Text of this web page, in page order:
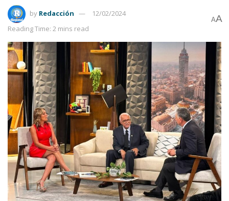
by Redacción
12/02/2024
Reading Time: 2 mins read
AA